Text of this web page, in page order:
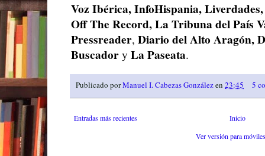
Voz Ibérica, InfoHispania,
Off The Record, La Tribuna del País
Pressreader, Diario del Alto Aragón,
Buscador y La Paseata.
Publicado porManuel I. Cabezas Gonzálezen 23:45 5
Entradas más recientes
Inicio
Ver versión para móviles